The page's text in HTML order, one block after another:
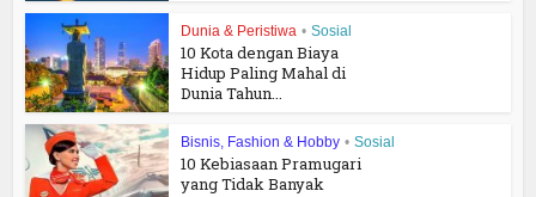
Dunia & Peristiwa • Sosial
10 Kota dengan Biaya
Hidup Paling Mahal di
Dunia Tahun...
Bisnis, Fashion & Hobby • Sosial
10 Kebiasaan Pramugari
yang Tidak Banyak